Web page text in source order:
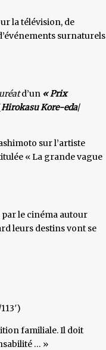
la télévision, de
surnaturels
d’un « Prix
Hirokasu Kore-eda/
sur l’artiste
« La grande vague
par le cinéma autour
leurs destins vont se
familiale. Il doit
… »